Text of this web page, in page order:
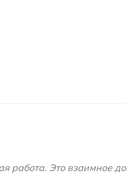
работа. Это взаимное